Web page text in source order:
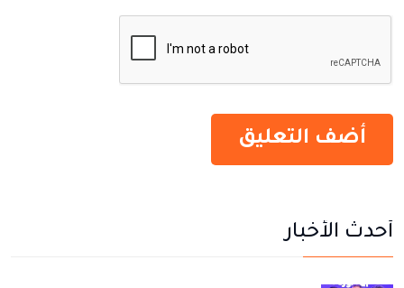
أحدث الأخبار